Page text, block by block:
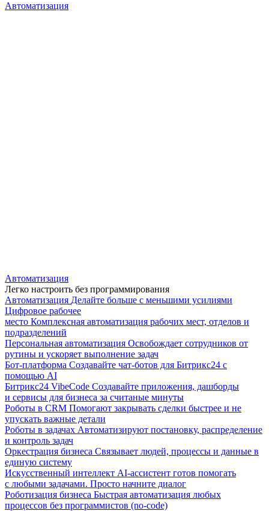
Автоматизация
Автоматизация
Легко настроить без программирования
Автоматизация Делайте больше с меньшими усилиями
Цифровое рабочее
место Комплексная автоматизация рабочих мест, отделов и
подразделений
Персональная автоматизация Освобождает сотрудников от
рутины и ускоряет выполнение задач
Бот-платформа Создавайте чат-ботов для Битрикс24 с
помощью AI
Битрикс24 VibeCode Создавайте приложения, дашборды
и сервисы для бизнеса за считаные минуты
Роботы в CRM Помогают закрывать сделки быстрее и не
упускать важные детали
Роботы в задачах Автоматизируют постановку, распределение
и контроль задач
Оркестрация бизнеса Связывает людей, процессы и данные в
единую систему
Искусственный интеллект AI-ассистент готов помогать
с любыми задачами. Просто начните диалог
Роботизация бизнеса Быстрая автоматизация любых
процессов без программистов (no-code)